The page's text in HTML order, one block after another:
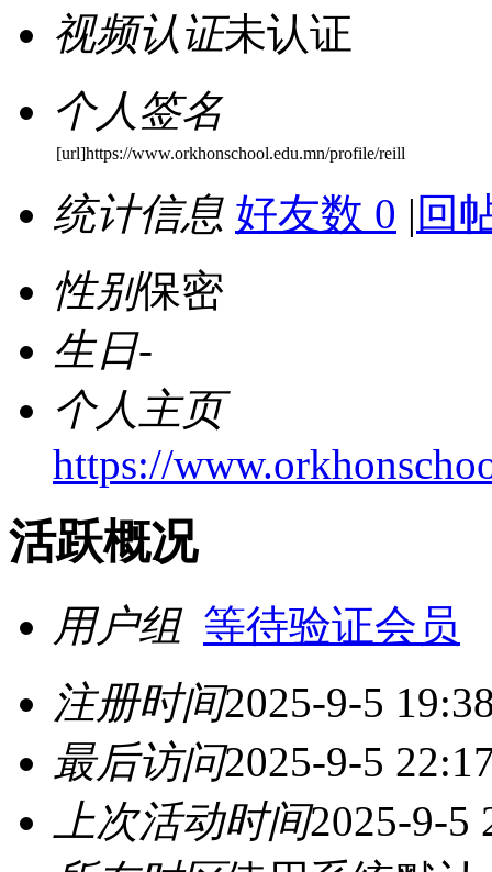
视频认证未认证
个人签名
[url]https://www.orkhonschool.edu.mn/profile/reill
统计信息 好友数 0 | 回
性别保密
生日-
个人主页
https://
活跃概况
用户组 等待验证会员
注册时间2025-9-5
最后访问2025-9-5
上次活动时间2025-9-5